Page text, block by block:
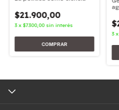
$21.900,00
3 x $7.300,00 sin interés
3